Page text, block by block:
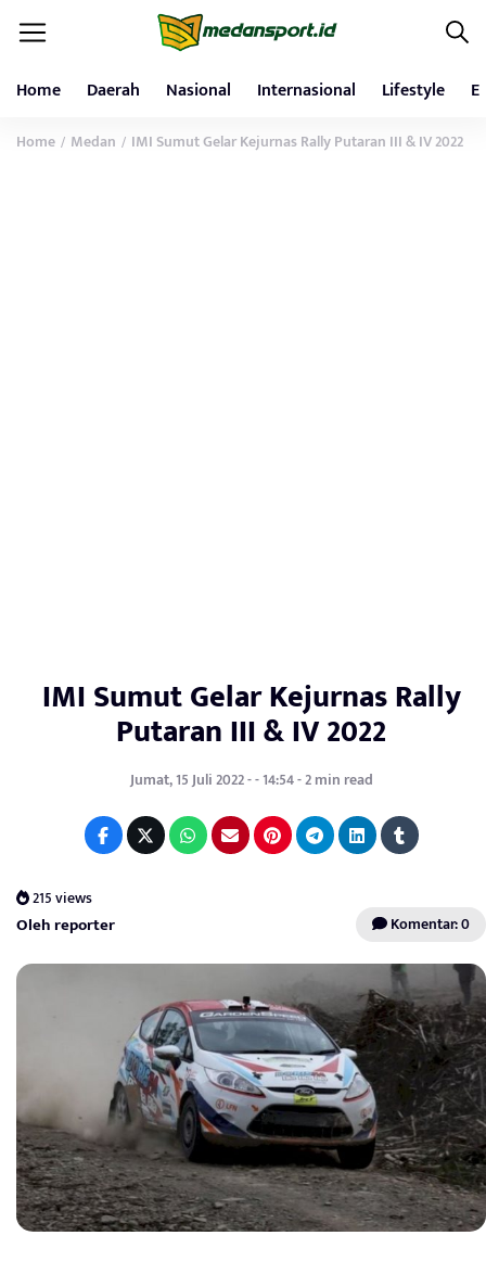
Home Daerah Nasional Internasional Lifestyle
Home / Medan / IMI Sumut Gelar Kejurnas Rally Putaran III & IV 2022
IMI Sumut Gelar Kejurnas Rally
Putaran III & IV 2022
Jumat, 15 Juli 2022 - - 14:54 - 2 min read
215 views
Oleh reporter Komentar: 0